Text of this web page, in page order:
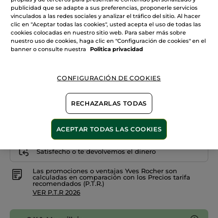
Leer
reseñas
de
Lápiz
de
labios
Elixir
02. Bois de rose
+9
Cantidad
AÑADIR A MI CESTA
Entrega entre 5 a 8 días hábiles
Pago Seguro
Satisfecho o te devolvemos el dinero
Las promociones o ventajas Yves Rocher son
calculadas en comparación con los Precios tarifa
recomendados (P.T.R.)
VER P.T.R 2026
publicidad que se adapte a sus preferencias, proponerle servicios
vinculados a las redes sociales y analizar el tráfico del sitio. Al hacer
clic en "Aceptar todas las cookies", usted acepta el uso de todas las
cookies colocadas en nuestro sitio web. Para saber más sobre
nuestro uso de cookies, haga clic en "Configuración de cookies" en el
banner o consulte nuestra
Politica privacidad
CONFIGURACIÓN DE COOKIES
RECHAZARLAS TODAS
ACEPTAR TODAS LAS COOKIES